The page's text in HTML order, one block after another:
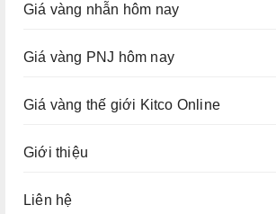
Giá vàng nhẫn hôm nay
Giá vàng PNJ hôm nay
Giá vàng thế giới Kitco Online
Giới thiệu
Liên hệ